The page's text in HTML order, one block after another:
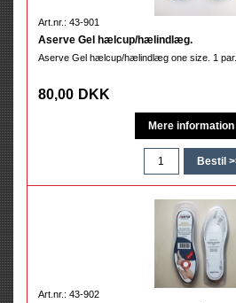
Art.nr.: 43-901
Aserve Gel hælcup/hælindlæg.
Aserve Gel hælcup/hælindlæg one size. 1 par.
80,00 DKK
Art.nr.: 43-902